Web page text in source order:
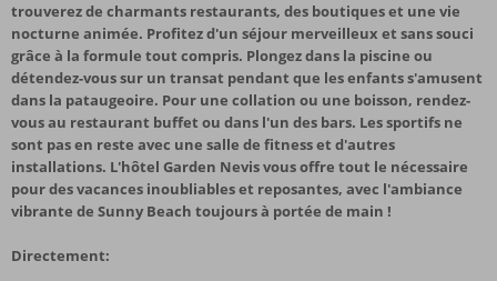
trouverez de charmants restaurants, des boutiques et une vie
nocturne animée. Profitez d'un séjour merveilleux et sans souci
grâce à la formule tout compris. Plongez dans la piscine ou
détendez-vous sur un transat pendant que les enfants s'amusent
dans la pataugeoire. Pour une collation ou une boisson, rendez-
vous au restaurant buffet ou dans l'un des bars. Les sportifs ne
sont pas en reste avec une salle de fitness et d'autres
installations. L'hôtel Garden Nevis vous offre tout le nécessaire
pour des vacances inoubliables et reposantes, avec l'ambiance
vibrante de Sunny Beach toujours à portée de main !
Directement: